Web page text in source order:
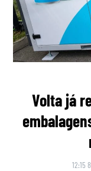
Volta já
12:15